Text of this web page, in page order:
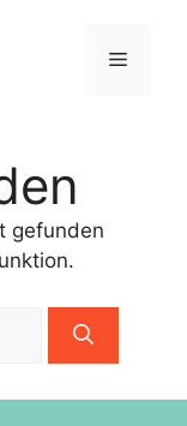
Menü
gefunden